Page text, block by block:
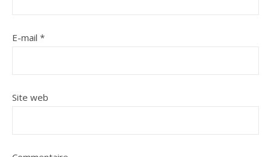
E-mail *
Site web